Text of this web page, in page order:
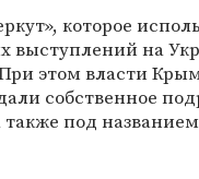
которое
выступлений на
этом власти
собственное
под названием